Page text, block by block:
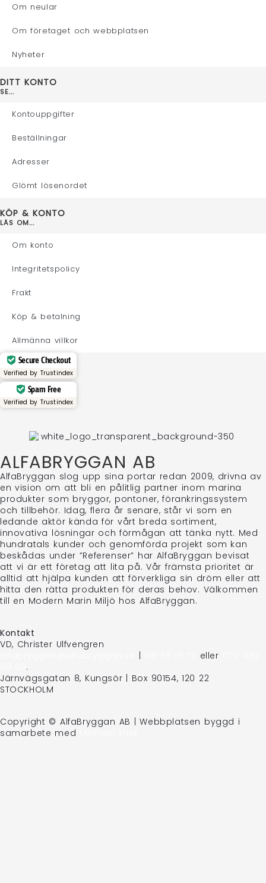
Om neular
Om företaget och webbplatsen
Nyheter
DITT KONTO
SE...
Kontouppgifter
Beställningar
Adresser
Glömt lösenordet
KÖP & KONTO
LÄS OM...
Om konto
Integritetspolicy
Frakt
Köp & betalning
Allmänna villkor
Secure Checkout
Verified by Trustindex
Spam Free
Verified by Trustindex
ALFABRYGGAN AB
AlfaBryggan slog upp sina portar redan 2009, drivna av
en vision om att bli en pålitlig partner inom marina
produkter som bryggor, pontoner, förankringssystem
och tillbehör. Idag, flera år senare, står vi som en
ledande aktör kända för vårt breda sortiment,
innovativa lösningar och förmågan att tänka nytt. Med
hundratals kunder och genomförda projekt som kan
beskådas under ”Referenser” har AlfaBryggan bevisat
att vi är ett företag att lita på. Vår främsta prioritet är
alltid att hjälpa kunden att förverkliga sin dröm eller att
hitta den rätta produkten för deras behov. Välkommen
till en Modern Marin Miljö hos AlfaBryggan.
Kontakt
VD, Christer Ulfvengren
| eller
.
Järnvägsgatan 8, Kungsör | Box 90154, 120 22
STOCKHOLM
Copyright © AlfaBryggan AB | Webbplatsen byggd i
samarbete med